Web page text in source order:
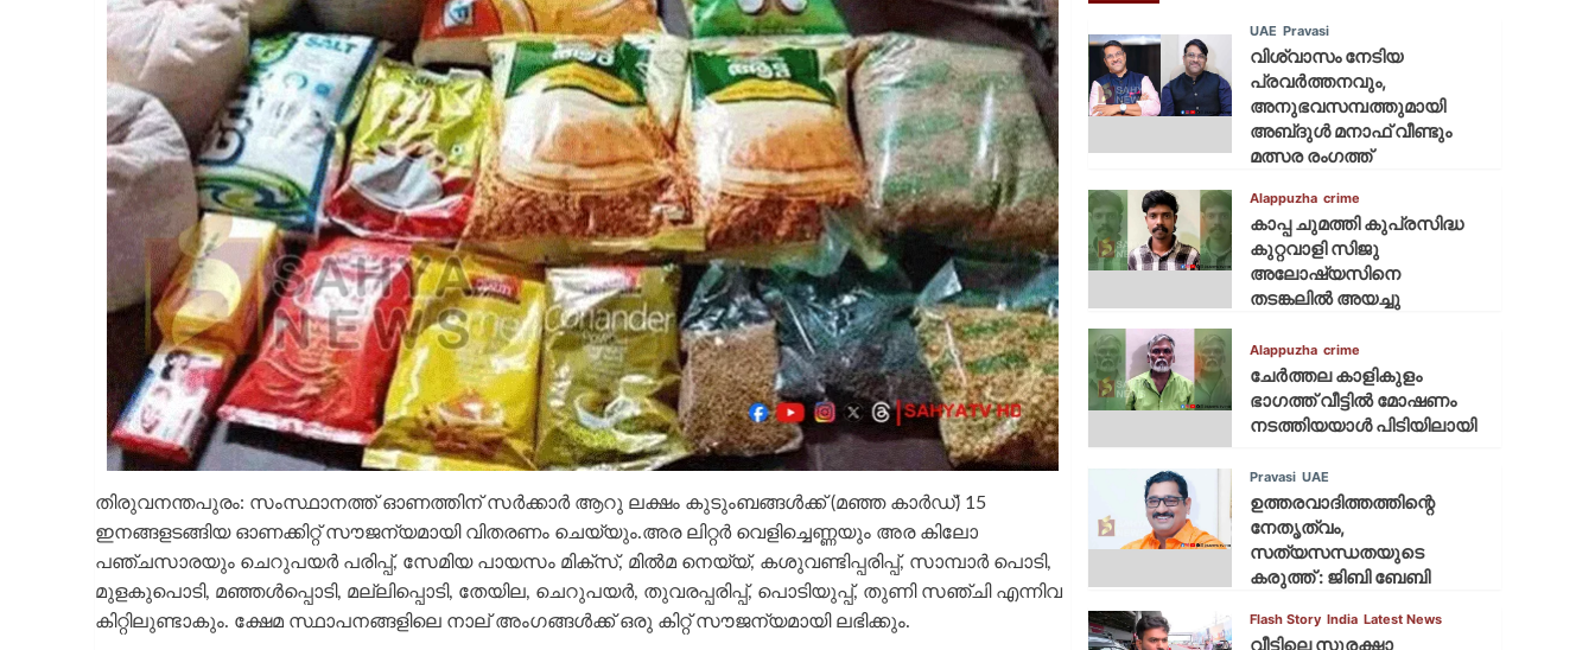
തിരുവനന്തപുരം: സംസ്ഥാനത്ത് ഓണത്തിന് സർക്കാർ ആറു ലക്ഷം കുടുംബങ്ങള്‍ക്ക് (മഞ്ഞ കാർഡ്) 15
ഇനങ്ങളടങ്ങിയ ഓണക്കിറ്റ് സൗജന്യമായി വിതരണം ചെയ്യും.അര ലിറ്റർ വെളിച്ചെണ്ണയും അര കിലോ
പഞ്ചസാരയും ചെറുപയർ പരിപ്പ്, സേമിയ പായസം മിക്സ്, മില്‍മ നെയ്യ്, കശുവണ്ടിപ്പരിപ്പ്, സാമ്പാർ പൊടി,
മുളകുപൊടി, മഞ്ഞള്‍പ്പൊടി, മല്ലിപ്പൊടി, തേയില, ചെറുപയർ, തുവരപ്പരിപ്പ്, പൊടിയുപ്പ്, തുണി സഞ്ചി എന്നിവ
കിറ്റിലുണ്ടാകും. ക്ഷേമ സ്ഥാപനങ്ങളിലെ നാല് അംഗങ്ങള്‍ക്ക് ഒരു കിറ്റ് സൗജന്യമായി ലഭിക്കും.
UAE Pravasi
വിശ്വാസം നേടിയ
പ്രവർത്തനവും,
അനുഭവസമ്പത്തുമായി
അബ്‌ദുൾ മനാഫ് വീണ്ടും
മത്സര രംഗത്ത്
Alappuzha crime
കാപ്പ ചുമത്തി കുപ്രസിദ്ധ
കുറ്റവാളി സിജു
അലോഷ്യസിനെ
തടങ്കലിൽ അയച്ചു
Alappuzha crime
ചേർത്തല കാളികുളം
ഭാഗത്ത് വീട്ടിൽ മോഷണം
നടത്തിയയാൾ പിടിയിലായി
Pravasi UAE
ഉത്തരവാദിത്തത്തിന്റെ
നേതൃത്വം,
സത്യസന്ധതയുടെ
കരുത്ത് : ജിബി ബേബി
Flash Story India Latest News
വീട്ടിലെ സുരക്ഷാ